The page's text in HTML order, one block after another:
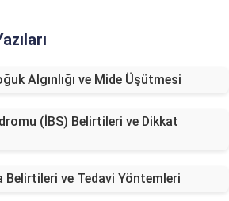
Algınlığı ve Mide Üşütmesi
(İBS) Belirtileri ve Dikkat
Belirtileri ve Tedavi Yöntemleri